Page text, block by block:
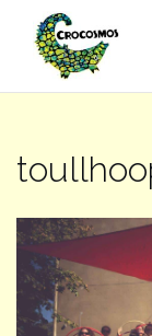
contenu